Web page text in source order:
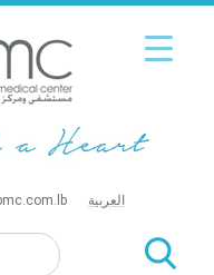
العربية